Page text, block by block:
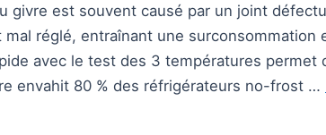
givre est souvent causé par un joint
réglé, entraînant une surconsommation
avec le test des 3 températures permet
envahit 80 % des réfrigérateurs no-frost …